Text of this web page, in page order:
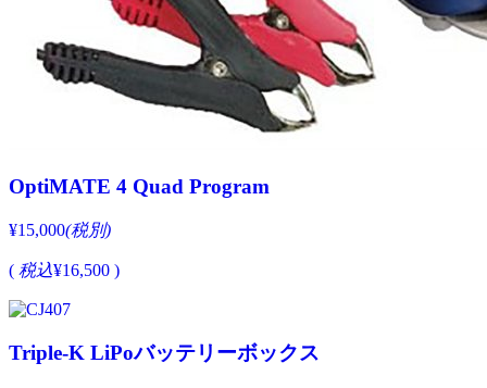
OptiMATE 4 Quad Program
¥15,000(税別)
( 税込¥16,500 )
Triple-K LiPoバッテリーボックス